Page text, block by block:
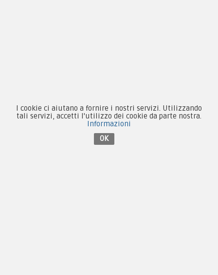
I cookie ci aiutano a fornire i nostri servizi. Utilizzando
tali servizi, accetti l'utilizzo dei cookie da parte nostra.
Informazioni
OK